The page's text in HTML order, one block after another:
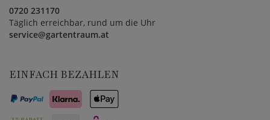
0720 231170
Täglich erreichbar, rund um die Uhr
service@gartentraum.at
EINFACH BEZAHLEN